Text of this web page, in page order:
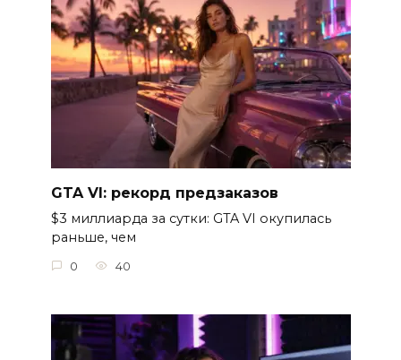
GTA VI: рекорд предзаказов
$3 миллиарда за сутки: GTA VI окупилась
раньше, чем
0 40